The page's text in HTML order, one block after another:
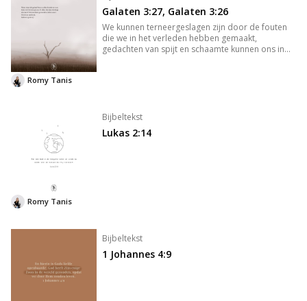
Galaten 3:27, Galaten 3:26
We kunnen terneergeslagen zijn door de fouten
die we in het verleden hebben gemaakt,
gedachten van spijt en schaamte kunnen ons in
Romy Tanis
Bijbeltekst
Lukas 2:14
Romy Tanis
Bijbeltekst
1 Johannes 4:9